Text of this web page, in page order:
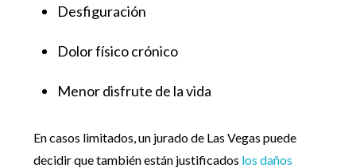
Desfiguración
Dolor físico crónico
Menor disfrute de la vida
En casos limitados, un jurado de Las Vegas puede
decidir que también están justificados los daños